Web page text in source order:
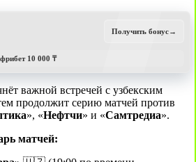
10 000 ₸
Получить бонус→
важной встречей с узбекским
продолжит серию матчей против
», «Нефтчи» и «Самтредиа».
матчей: